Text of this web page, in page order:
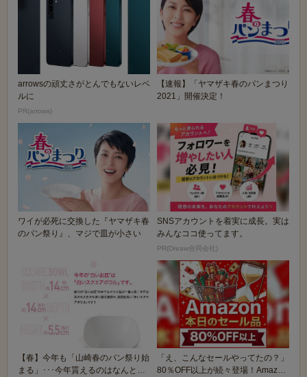
arrowsの頑丈さがとんでもないレベ
ルに
PR(arrows)
【速報】「ヤマザキ春のパンまつり
2021」開催決定！
ワイが必死に交換した『ヤマザキ春
のパン祭り』、マジで皿が小さい
SNSアカウントを着実に成長。実は
みんなココ使ってます。
PR(Dreaw合同会社)
【春】今年も「山崎春のパン祭り始
まる」･･･今年貰えるのはなんと、
「え、こんなセールやってたの？」
80％OFF以上が続々登場！Amazon